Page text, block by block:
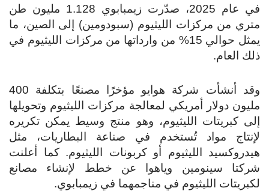
في عام 2025، صدّرت زيمبابوي 1.128 مليون طن
متري من مركزات الليثيوم (سبودومين) إلى الصين، ما
يمثل حوالي 15% من وارداتها من مركزات الليثيوم في
ذلك العام.
وقد أنشأت شركة هوايو مؤخرًا مصنعًا بتكلفة 400
مليون دولار أمريكي لمعالجة مركزات الليثيوم وتحويلها
إلى كبريتات الليثيوم، وهو منتج وسيط يمكن تكريره
لإنتاج مواد تُستخدم في صناعة البطاريات، مثل
هيدروكسيد الليثيوم أو كربونات الليثيوم.كما أعلنت
شركتا سينومين وياهوا عن خطط لإنشاء مصانع
لكبريتات الليثيوم في مناجمهما في زيمبابوي.